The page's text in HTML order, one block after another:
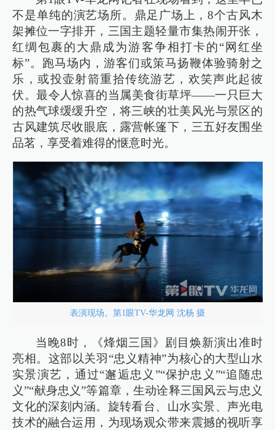
不是单纯的演艺场所。鼎足广场上，8个古风木
架摊位一字排开，三国主题轻量市集热闹开张，
红绸包裹的大鼎成为游客争相打卡的“网红坐
标”。跑马场内，游客们或策马扬鞭体验骑射之
乐，或投壶射箭重拾传统游艺，欢笑声此起彼
伏。最令人惊喜的当属美食街草坪——一只巨大
的热气球缓缓升空，将三峡的壮美风光与景区的
古风建筑尽收眼底，露营帐篷下，三五好友围坐
品茗，享受着难得的惬意时光。
表演现场。第1眼TV-华龙网 沈杨 摄
当晚8时，《烽烟三国》剧目焕新演出准时
亮相。这部以关羽“忠义精神”为核心的大型山水
实景演艺，通过“邂逅忠义”“保护忠义”“追随忠
义”“献身忠义”等篇章，生动诠释三国风云与忠义
文化的深刻内涵。旋转看台、山水实景、声光电
技术的融合运用，为现场观众带来震撼的视听享